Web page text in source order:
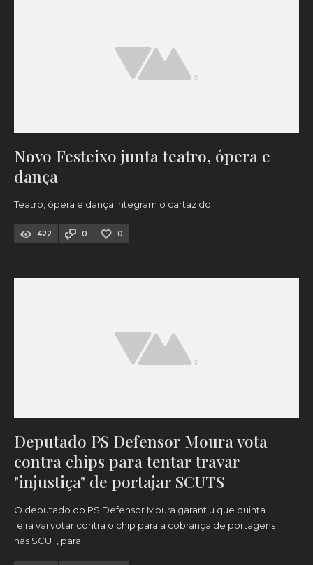
Novo Festeixo junta teatro, ópera e
dança
Teatro, ópera e dança integram o cartaz do
422 0 0
Deputado PS Defensor Moura vota
contra chips para tentar travar
"injustiça" de portajar SCUTS
O deputado do PS Defensor Moura garantiu que quinta
feira vai votar contra o chip para a cobrança de portagens
nas SCUT, para